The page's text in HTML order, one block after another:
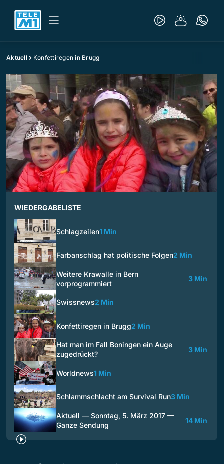
Aktuell Konfettiregen in Brugg
WIEDERGABELISTE
Schlagzeilen1 Min
Farbanschlag hat politische Folgen2 Min
Weitere Krawalle in Bern
vorprogrammiert
3 Min
Swissnews2 Min
Konfettiregen in Brugg2 Min
Hat man im Fall Boningen ein Auge
zugedrückt?
3 Min
Worldnews1 Min
Schlammschlacht am Survival Run3 Min
Aktuell — Sonntag, 5. März 2017 —
Ganze Sendung
14 Min